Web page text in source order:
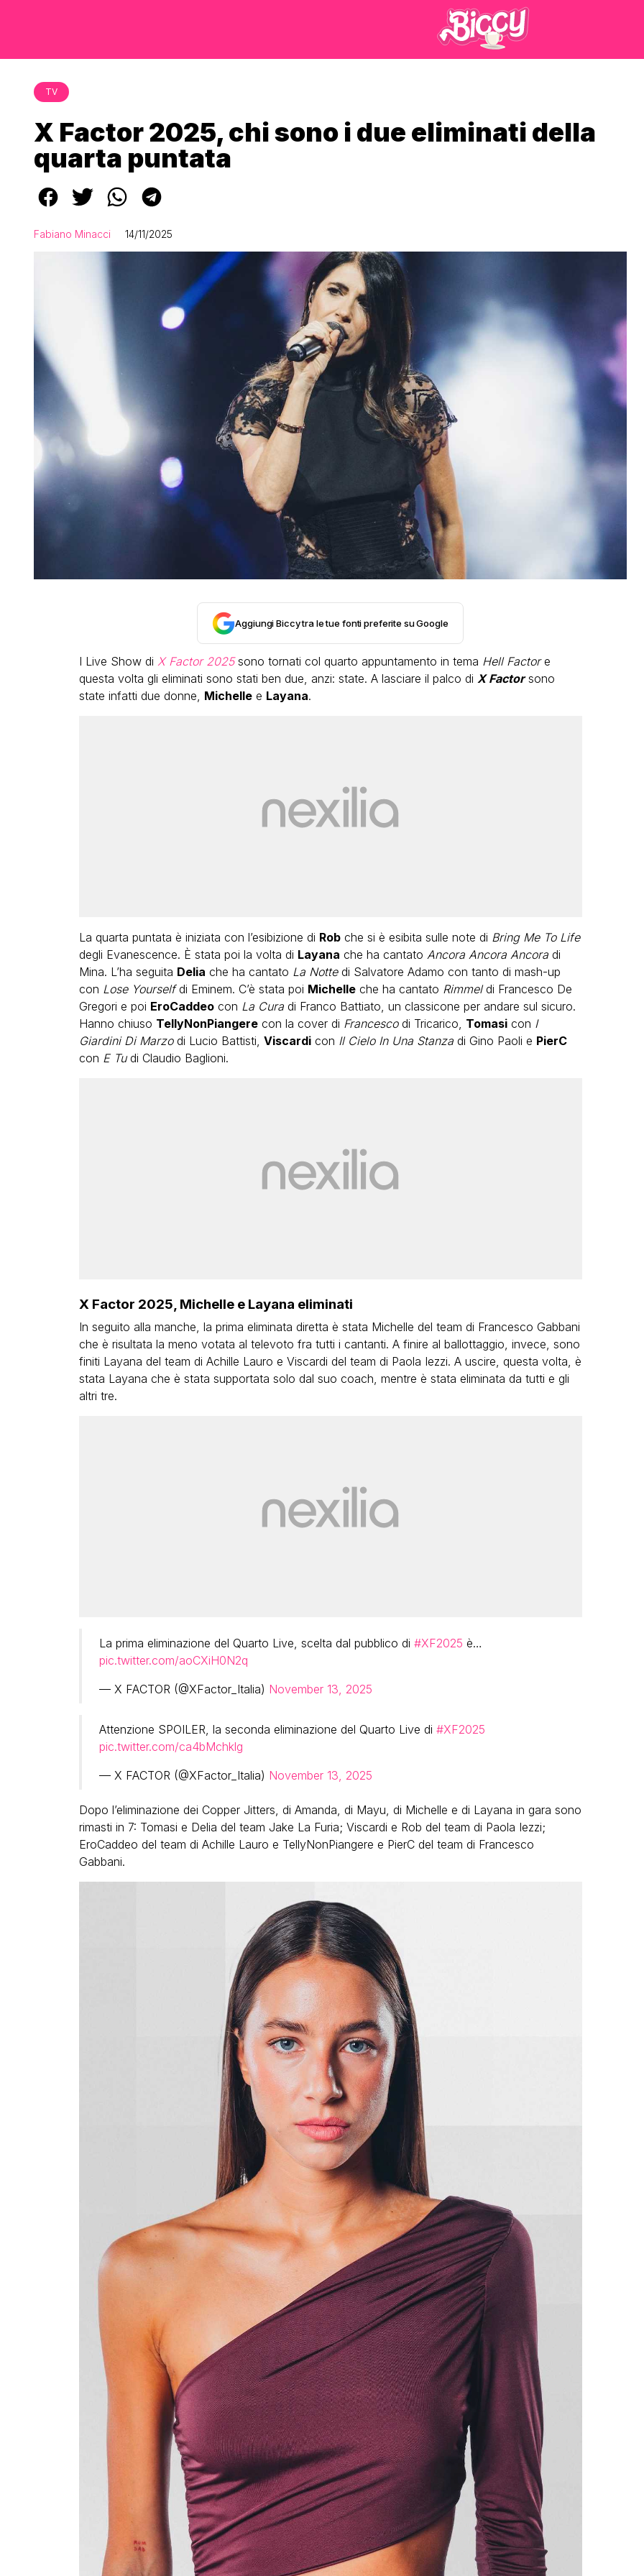
TV
X Factor 2025, chi sono i due eliminati della
quarta puntata
Fabiano Minacci 14/11/2025
Aggiungi Biccy tra le tue fonti preferite su Google
I Live Show di X Factor 2025sono tornati col quarto appuntamento in tema Hell Factore
questa volta gli eliminati sono stati ben due, anzi: state. A lasciare il palco di X Factorsono
state infatti due donne, Michellee Layana.
La quarta puntata è iniziata con l’esibizione di Robche si è esibita sulle note di Bring Me To Life
degli Evanescence. È stata poi la volta di Layana che ha cantato Ancora Ancora Ancoradi
Mina. L’ha seguita Delia che ha cantato La Nottedi Salvatore Adamo con tanto di mash-up
con Lose Yourselfdi Eminem. C’è stata poi Michelleche ha cantato Rimmeldi Francesco De
Gregori e poi EroCaddeocon La Curadi Franco Battiato, un classicone per andare sul sicuro.
Hanno chiuso TellyNonPiangerecon la cover di Francescodi Tricarico, Tomasicon I
Giardini Di Marzodi Lucio Battisti, Viscardicon Il Cielo In Una Stanzadi Gino Paoli e PierC
con E Tudi Claudio Baglioni.
X Factor 2025, Michelle e Layana eliminati
In seguito alla manche, la prima eliminata diretta è stata Michelle del team di Francesco Gabbani
che è risultata la meno votata al televoto fra tutti i cantanti. A finire al ballottaggio, invece, sono
finiti Layana del team di Achille Lauro e Viscardi del team di Paola Iezzi. A uscire, questa volta, è
stata Layana che è stata supportata solo dal suo coach, mentre è stata eliminata da tutti e gli
altri tre.
La prima eliminazione del Quarto Live, scelta dal pubblico di #XF2025 è…
pic.twitter.com/aoCXiH0N2q
— X FACTOR (@XFactor_Italia) November 13, 2025
Attenzione SPOILER, la seconda eliminazione del Quarto Live di #XF2025
pic.twitter.com/ca4bMchklg
— X FACTOR (@XFactor_Italia) November 13, 2025
Dopo l’eliminazione dei Copper Jitters, di Amanda, di Mayu, di Michelle e di Layana in gara sono
rimasti in 7: Tomasi e Delia del team Jake La Furia; Viscardi e Rob del team di Paola Iezzi;
EroCaddeo del team di Achille Lauro e TellyNonPiangere e PierC del team di Francesco
Gabbani.